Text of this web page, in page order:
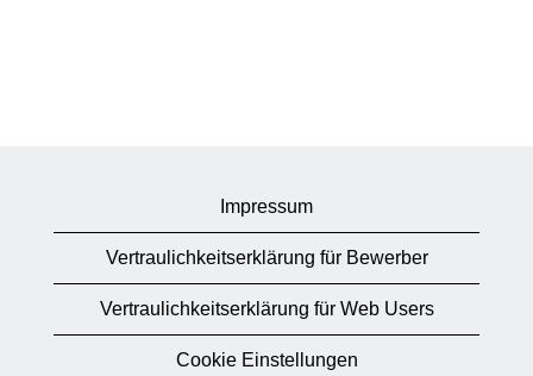
Impressum
Vertraulichkeitserklärung für Bewerber
Vertraulichkeitserklärung für Web Users
Cookie Einstellungen